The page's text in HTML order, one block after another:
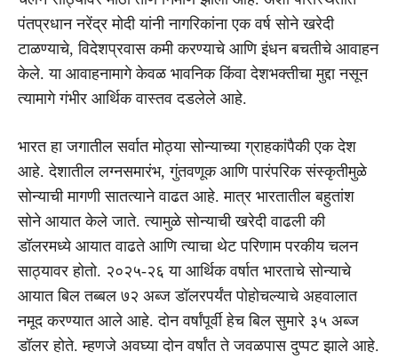
पंतप्रधान नरेंद्र मोदी यांनी नागरिकांना एक वर्ष सोने खरेदी
टाळण्याचे, विदेशप्रवास कमी करण्याचे आणि इंधन बचतीचे आवाहन
केले. या आवाहनामागे केवळ भावनिक किंवा देशभक्तीचा मुद्दा नसून
त्यामागे गंभीर आर्थिक वास्तव दडलेले आहे.
भारत हा जगातील सर्वात मोठ्या सोन्याच्या ग्राहकांपैकी एक देश
आहे. देशातील लग्नसमारंभ, गुंतवणूक आणि पारंपरिक संस्कृतीमुळे
सोन्याची मागणी सातत्याने वाढत आहे. मात्र भारतातील बहुतांश
सोने आयात केले जाते. त्यामुळे सोन्याची खरेदी वाढली की
डॉलरमध्ये आयात वाढते आणि त्याचा थेट परिणाम परकीय चलन
साठ्यावर होतो. २०२५-२६ या आर्थिक वर्षात भारताचे सोन्याचे
आयात बिल तब्बल ७२ अब्ज डॉलरपर्यंत पोहोचल्याचे अहवालात
नमूद करण्यात आले आहे. दोन वर्षांपूर्वी हेच बिल सुमारे ३५ अब्ज
डॉलर होते. म्हणजे अवघ्या दोन वर्षांत ते जवळपास दुप्पट झाले आहे.